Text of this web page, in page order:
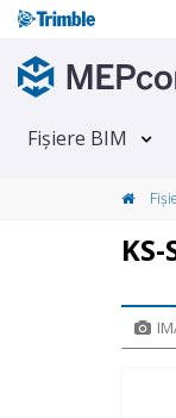
Fișiere BIM